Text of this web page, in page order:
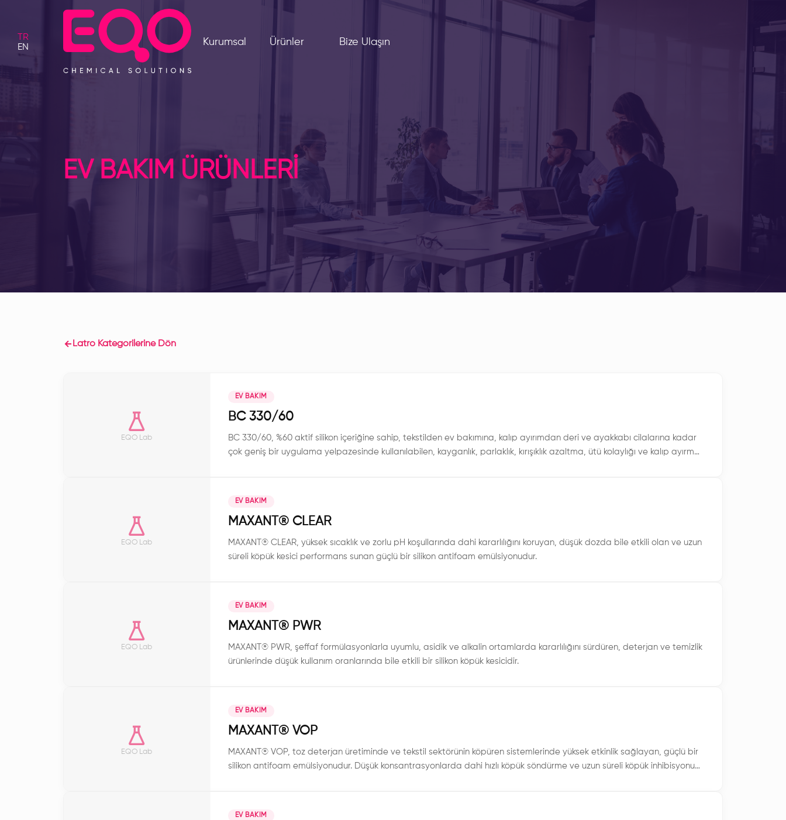
TR
EN
Kurumsal Ürünler Bize Ulaşın
EV BAKIM ÜRÜNLERİ
Latro Kategorilerine Dön
EQO Lab
EV BAKIM
BC 330/60
BC 330/60, %60 aktif silikon içeriğine sahip, tekstilden ev bakımına, kalıp ayırımdan deri ve ayakkabı cilalarına kadar
çok geniş bir uygulama yelpazesinde kullanılabilen, kayganlık, parlaklık, kırışıklık azaltma, ütü kolaylığı ve kalıp ayırma
EQO Lab
EV BAKIM
MAXANT®️ CLEAR
MAXANT® CLEAR, yüksek sıcaklık ve zorlu pH koşullarında dahi kararlılığını koruyan, düşük dozda bile etkili olan ve uzun
süreli köpük kesici performans sunan güçlü bir silikon antifoam emülsiyonudur.
EQO Lab
EV BAKIM
MAXANT®️ PWR
MAXANT® PWR, şeffaf formülasyonlarla uyumlu, asidik ve alkalin ortamlarda kararlılığını sürdüren, deterjan ve temizlik
ürünlerinde düşük kullanım oranlarında bile etkili bir silikon köpük kesicidir.
EQO Lab
EV BAKIM
MAXANT®️ VOP
MAXANT® VOP, toz deterjan üretiminde ve tekstil sektörünin köpüren sistemlerinde yüksek etkinlik sağlayan, güçlü bir
silikon antifoam emülsiyonudur. Düşük konsantrasyonlarda dahi hızlı köpük söndürme ve uzun süreli köpük inhibisyonu
EV BAKIM